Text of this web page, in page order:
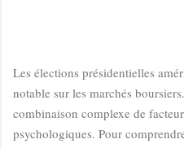
Les élections présidentielles
notable sur les marchés
combinaison complexe de
psychologiques. Pour